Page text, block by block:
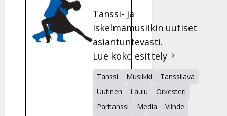
Tanssi- ja
iskelmämusiikin uutiset
asiantuntevasti.
Lue koko esittely
Tanssi Musiikki
Tanssilava
Uutinen
Laulu
Orkesteri
Paritanssi
Media
Viihde